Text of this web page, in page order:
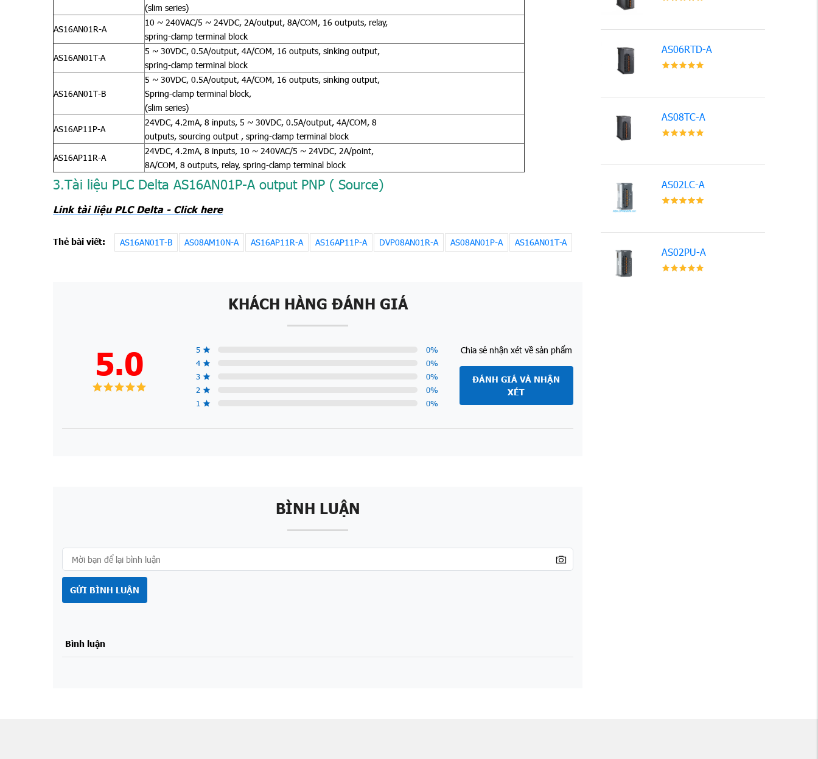
(slim series)
AS16AN01R-A
10 ~ 240VAC/5 ~ 24VDC, 2A/output, 8A/COM, 16 outputs, relay,
spring-clamp terminal block
AS16AN01T-A
5 ~ 30VDC, 0.5A/output, 4A/COM, 16 outputs, sinking output,
spring-clamp terminal block
AS16AN01T-B
5 ~ 30VDC, 0.5A/output, 4A/COM, 16 outputs, sinking output,
Spring-clamp terminal block,
(slim series)
AS16AP11P-A
24VDC, 4.2mA, 8 inputs, 5 ~ 30VDC, 0.5A/output, 4A/COM, 8
outputs, sourcing output , spring-clamp terminal block
AS16AP11R-A
24VDC, 4.2mA, 8 inputs, 10 ~ 240VAC/5 ~ 24VDC, 2A/point,
8A/COM, 8 outputs, relay, spring-clamp terminal block
3.Tài liệu PLC Delta AS16AN01P-A output PNP ( Source)
Link tài liệu PLC Delta - Click here
Thẻ bài viết: AS16AN01T-B AS08AM10N-A AS16AP11R-A AS16AP11P-A DVP08AN01R-A AS08AN01P-A AS16AN01T-A
KHÁCH HÀNG ĐÁNH GIÁ
5.0 5 0%
4
0%
3
0%
2
0%
1
0%
Chia sẻ nhận xét về sản phẩm
ĐÁNH GIÁ VÀ NHẬN
XÉT
BÌNH LUẬN
GỬI BÌNH LUẬN
Bình luận
AS06RTD-A
AS08TC-A
AS02LC-A
AS02PU-A